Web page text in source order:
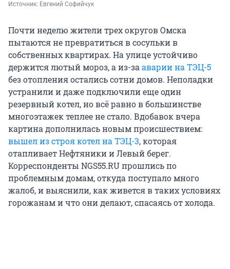
Источник: Евгений Софийчук
Почти неделю жители трех округов Омска
пытаются не превратиться в сосульки в
собственных квартирах. На улице устойчиво
держится лютый мороз, а из-зааварии на ТЭЦ-5
без отопления остались сотни домов. Неполадки
устранили и даже подключили еще один
резервный котел, но всё равно в большинстве
многоэтажек теплее не стало. Вдобавок вчера
картина дополнилась новым происшествием:
вышел из строя котел на ТЭЦ-3, которая
отапливает Нефтяники и Левый берег.
Корреспонденты NGS55.RU прошлись по
проблемным домам, откуда поступало много
жалоб, и выяснили, как живется в таких условиях
горожанам и что они делают, спасаясь от холода.